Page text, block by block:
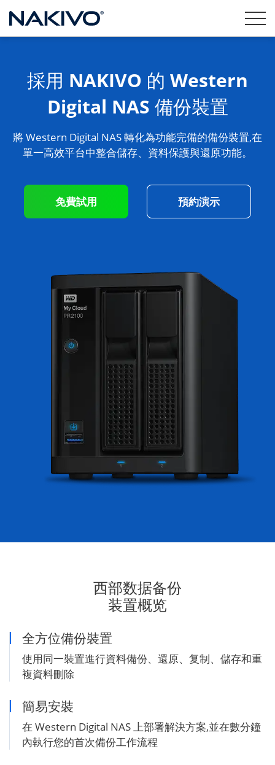
採用 NAKIVO 的 Western
Digital NAS 備份裝置
將 Western Digital NAS 轉化為功能完備的備份裝置,在
單一高效平台中整合儲存、資料保護與還原功能。
免費試用 預約演示
西部数据备份
装置概览
全方位備份裝置
使用同一裝置進行資料備份、還原、复制、儲存和重
複資料刪除
簡易安裝
在 Western Digital NAS 上部署解決方案,並在數分鐘
內執行您的首次備份工作流程